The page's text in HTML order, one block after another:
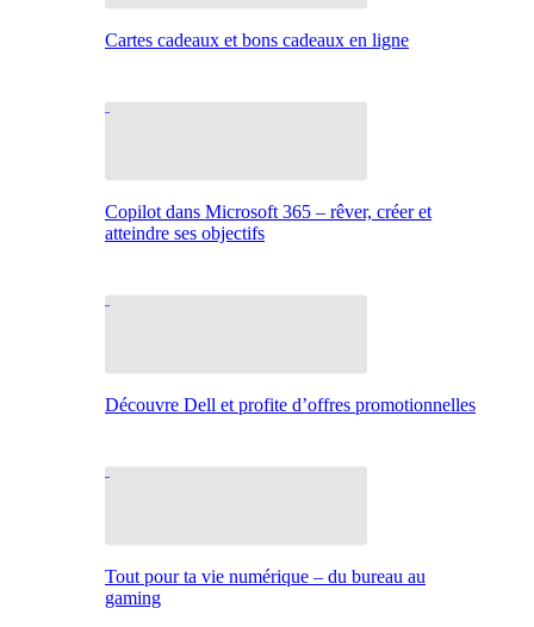
Cartes cadeaux et bons cadeaux en ligne
Copilot dans Microsoft 365 – rêver, créer et
atteindre ses objectifs
Découvre Dell et profite d’offres promotionnelles
Tout pour ta vie numérique – du bureau au
gaming